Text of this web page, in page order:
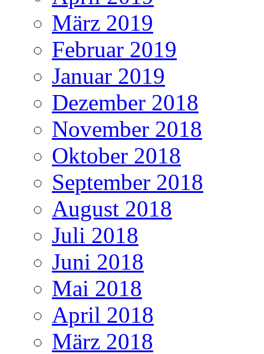
März 2019
Februar 2019
Januar 2019
Dezember 2018
November 2018
Oktober 2018
September 2018
August 2018
Juli 2018
Juni 2018
Mai 2018
April 2018
März 2018